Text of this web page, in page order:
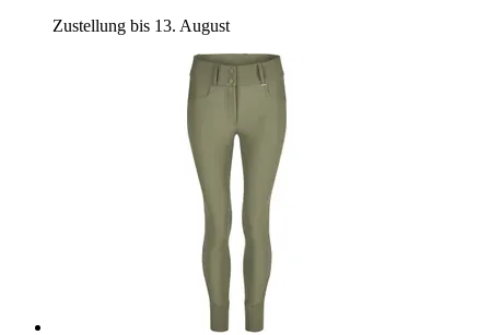
Zustellung bis 13. August